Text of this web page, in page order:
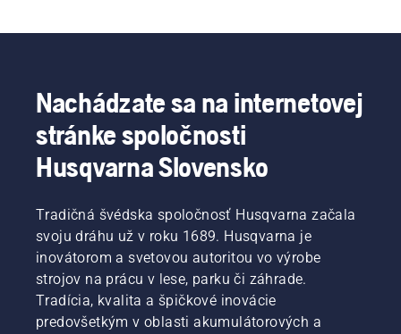
Nachádzate sa na internetovej
stránke spoločnosti
Husqvarna Slovensko
Tradičná švédska spoločnosť Husqvarna začala
svoju dráhu už v roku 1689. Husqvarna je
inovátorom a svetovou autoritou vo výrobe
strojov na prácu v lese, parku či záhrade.
Tradícia, kvalita a špičkové inovácie
predovšetkým v oblasti akumulátorových a